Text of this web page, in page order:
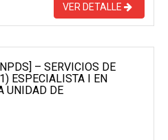
VER DETALLE
– SERVICIOS DE
ESPECIALISTA I EN
UNIDAD DE